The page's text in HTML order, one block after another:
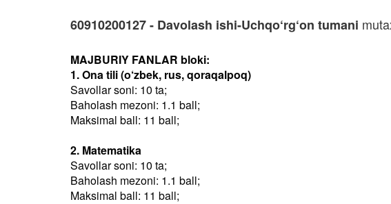
60910200127 - Davolash ishi-Uchqo‘rg‘on tumani
MAJBURIY FANLAR bloki:
1. Ona tili (o‘zbek, rus, qoraqalpoq)
Savollar soni: 10 ta;
Baholash mezoni: 1.1 ball;
Maksimal ball: 11 ball;
2. Matematika
Savollar soni: 10 ta;
Baholash mezoni: 1.1 ball;
Maksimal ball: 11 ball;